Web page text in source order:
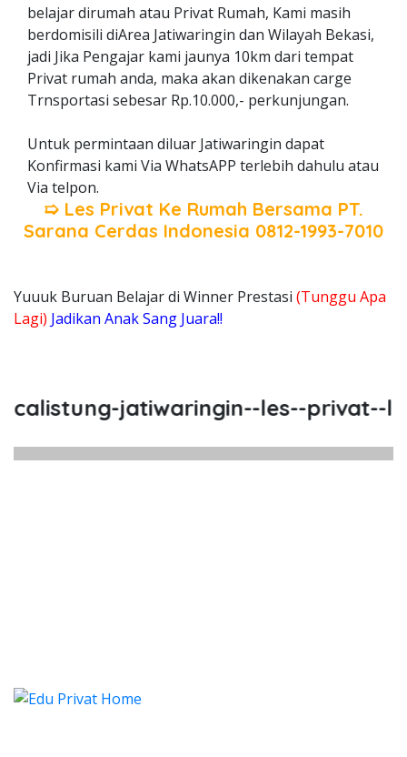
belajar dirumah atau Privat Rumah, Kami masih
berdomisili diArea Jatiwaringin dan Wilayah Bekasi,
jadi Jika Pengajar kami jaunya 10km dari tempat
Privat rumah anda, maka akan dikenakan carge
Trnsportasi sebesar Rp.10.000,- perkunjungan.
Untuk permintaan diluar Jatiwaringin dapat
Konfirmasi kami Via WhatsAPP terlebih dahulu atau
Via telpon.
➯ Les Privat Ke Rumah Bersama PT.
Sarana Cerdas Indonesia 0812-1993-7010
Yuuuk Buruan Belajar di Winner Prestasi (Tunggu Apa
Lagi) Jadikan Anak Sang Juara!!
jatiwaringin--les--privat--